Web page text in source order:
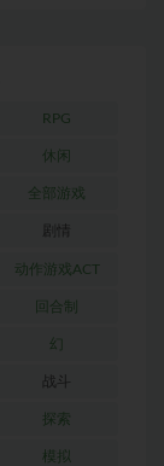
RPG
休闲
全部游戏
剧情
动作游戏ACT
回合制
幻
战斗
探索
模拟